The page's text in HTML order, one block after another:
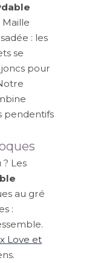
: les
se
pour
pendentifs
Les
au gré
:
Love et